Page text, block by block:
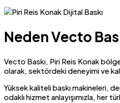
Neden Vecto
Vecto Baskı, Piri Reis Konak
olarak, sektördeki deneyimi ve
Yüksek kaliteli baskı makineleri,
odaklı hizmet anlayışımızla, her